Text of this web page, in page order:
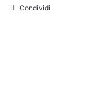
Condividi